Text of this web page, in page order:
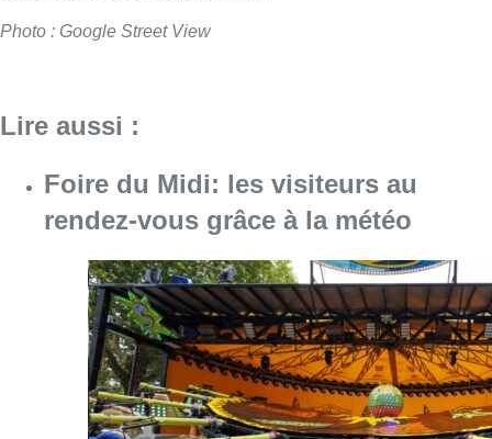
Photo : Google Street View
Lire aussi :
Foire du Midi: les visiteurs au
rendez-vous grâce à la météo